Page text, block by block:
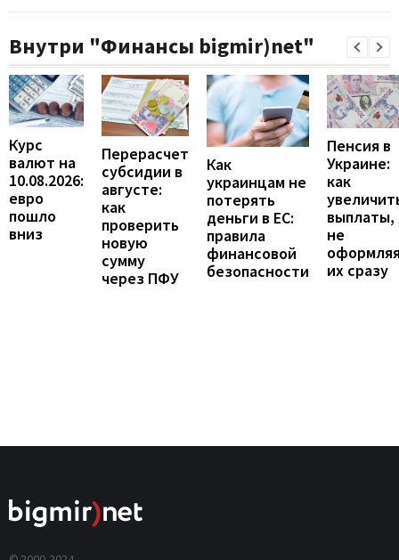
Внутри "Финансы bigmir)net"
Курс
валют на
10.08.2026:
евро
пошло
вниз
Перерасчет
субсидии в
августе:
как
проверить
новую
сумму
через ПФУ
Как
украинцам не
потерять
деньги в ЕС:
правила
финансовой
безопасности
Пенсия в
Украине:
как
выплаты,
не
их сразу